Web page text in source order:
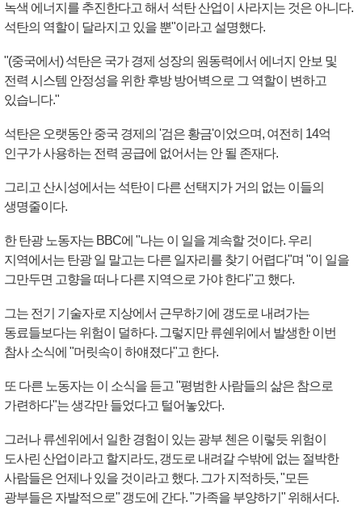
녹색 에너지를 추진한다고 해서 석탄 산업이 사라지는 것은 아니다.
석탄의 역할이 달라지고 있을 뿐"이라고 설명했다.
"(중국에서) 석탄은 국가 경제 성장의 원동력에서 에너지 안보 및
전력 시스템 안정성을 위한 후방 방어벽으로 그 역할이 변하고
있습니다."
석탄은 오랫동안 중국 경제의 '검은 황금'이었으며, 여전히 14억
인구가 사용하는 전력 공급에 없어서는 안 될 존재다.
그리고 산시성에서는 석탄이 다른 선택지가 거의 없는 이들의
생명줄이다.
한 탄광 노동자는 BBC에 "나는 이 일을 계속할 것이다. 우리
지역에서는 탄광 일 말고는 다른 일자리를 찾기 어렵다"며 "이 일을
그만두면 고향을 떠나 다른 지역으로 가야 한다"고 했다.
그는 전기 기술자로 지상에서 근무하기에 갱도로 내려가는
동료들보다는 위험이 덜하다. 그렇지만 류쉔위에서 발생한 이번
참사 소식에 "머릿속이 하얘졌다"고 한다.
또 다른 노동자는 이 소식을 듣고 "평범한 사람들의 삶은 참으로
가련하다"는 생각만 들었다고 털어놓았다.
그러나 류센위에서 일한 경험이 있는 광부 첸은 이렇듯 위험이
도사린 산업이라고 할지라도, 갱도로 내려갈 수밖에 없는 절박한
사람들은 언제나 있을 것이라고 했다. 그가 지적하듯, "모든
광부들은 자발적으로" 갱도에 간다. "가족을 부양하기" 위해서다.